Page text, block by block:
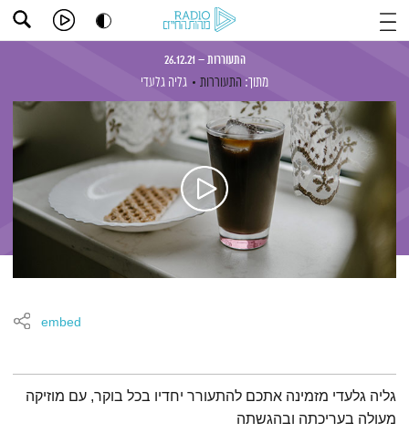
התעוררות – 26.12.21
מתוך: התעוררות גליה גלעדי
embed
תמצית הפודקאסט
גליה גלעדי מזמינה אתכם להתעורר יחדיו בכל בוקר, עם מוזיקה
מעולה בעריכתה ובהגשתה